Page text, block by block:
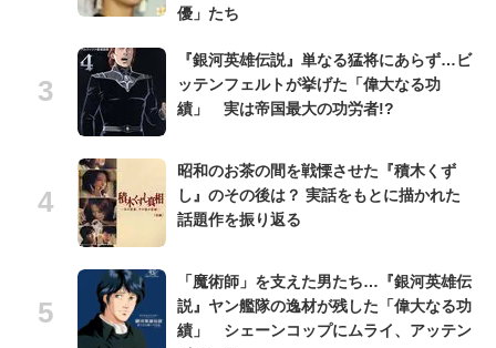
優」たち
『銀河英雄伝説』単なる猛将にあらず…ビ
ッテンフェルトが挙げた「偉大なる功
績」 実は帝国最大の功労者!?
昭和のお茶の間を戦慄させた『積木くず
し』のその後は？ 実話をもとに描かれた
話題作を振り返る
「魔術師」を支えた男たち…『銀河英雄伝
説』ヤン艦隊の逸材が残した「偉大なる功
績」 シェーンコップにムライ、アッテン